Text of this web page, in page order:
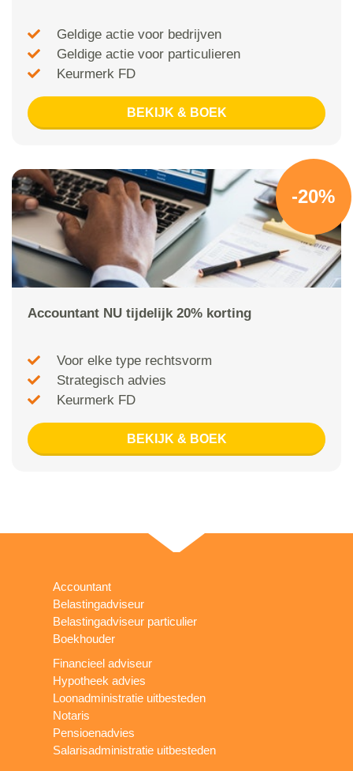
Geldige actie voor bedrijven
Geldige actie voor particulieren
Keurmerk FD
BEKIJK & BOEK
-20%
Accountant NU tijdelijk 20% korting
Voor elke type rechtsvorm
Strategisch advies
Keurmerk FD
BEKIJK & BOEK
Accountant
Belastingadviseur
Belastingadviseur particulier
Boekhouder
Financieel adviseur
Hypotheek advies
Loonadministratie uitbesteden
Notaris
Pensioenadvies
Salarisadministratie uitbesteden